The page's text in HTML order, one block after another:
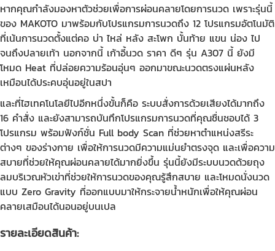
หากคุณกำลังมองหาตัวช่วยเพื่อการผ่อนคลายโดยการนวด เพราะรุ่นนี้
ของ MAKOTO มาพร้อมกับโปรแกรมการนวดถึง 12 โปรแกรมอัตโนมัติ
ที่เน้นการนวดตั้งแต่คอ บ่า ไหล่ หลัง สะโพก บั้นท้าย แขน น่อง ไป
จนถึงปลายเท้า นอกจากนี้ เก้าอี้นวด ราคา ดีๆ รุ่น A307 นี้ ยังมี
โหมด Heat ที่ปล่อยความร้อนอุ่นๆ ออกมาขณะนวดตรงแผ่นหลัง
เหมือนได้ประคบอุ่นอยู่ในสปา
และที่ไฮเทคโนโลยีไปอีกหนึ่งขั้นก็คือ ระบบสั่งการด้วยเสียงได้มากถึง
16 คำสั่ง และยังสามารถบันทึกโปรแกรมการนวดที่คุณชื่นชอบได้ 3
โปรแกรม พร้อมฟังก์ชั่น Full body Scan ที่ช่วยหาตำแหน่งสรีระ
ต่างๆ ของร่างกาย เพื่อให้การนวดมีความแม่นยำตรงจุด และเพื่อความ
สบายที่ช่วยให้คุณผ่อนคลายได้มากยิ่งขึ้น รุ่นนี้ยังมีระบบนวดด้วยถุง
ลมบริเวณหัวเข่าที่ช่วยให้การนวดของคุณรู้สึกสบาย และโหมดนั่งนวด
แบบ Zero Gravity ที่ออกแบบมาให้กระจายน้ำหนักเพื่อให้คุณผ่อน
คลายเสมือนได้นอนอยู่บนเปล
รายละเอียดสินค้า: